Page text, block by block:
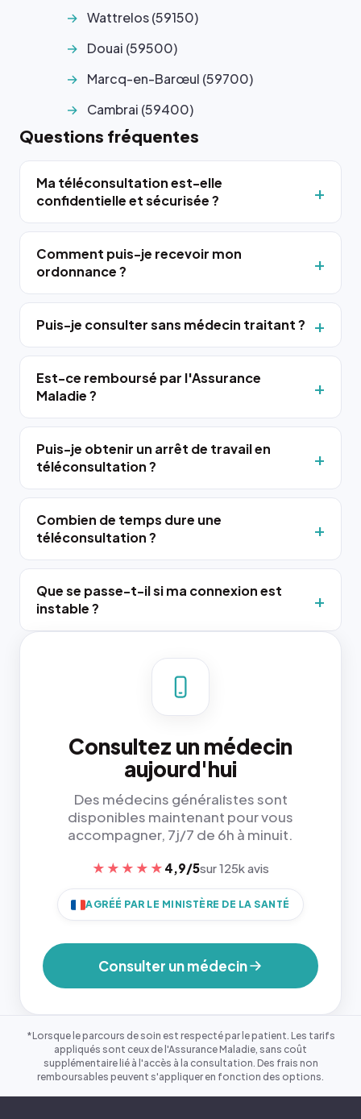
Wattrelos (59150)
Douai (59500)
Marcq-en-Barœul (59700)
Cambrai (59400)
Questions fréquentes
Ma téléconsultation est-elle
confidentielle et sécurisée ?
Comment puis-je recevoir mon
ordonnance ?
Puis-je consulter sans médecin traitant ?
Est-ce remboursé par l'Assurance
Maladie ?
Puis-je obtenir un arrêt de travail en
téléconsultation ?
Combien de temps dure une
téléconsultation ?
Que se passe-t-il si ma connexion est
instable ?
Consultez un médecin
aujourd'hui
Des médecins généralistes sont
disponibles maintenant pour vous
accompagner, 7j/7 de 6h à minuit.
★★★★★ 4,9/5sur 125k avis
AGRÉÉ PAR LE MINISTÈRE DE LA SANTÉ
Consulter un médecin
*Lorsque le parcours de soin est respecté par le patient. Les tarifs
appliqués sont ceux de l'Assurance Maladie, sans coût
supplémentaire lié à l'accès à la consultation. Des frais non
remboursables peuvent s'appliquer en fonction des options.